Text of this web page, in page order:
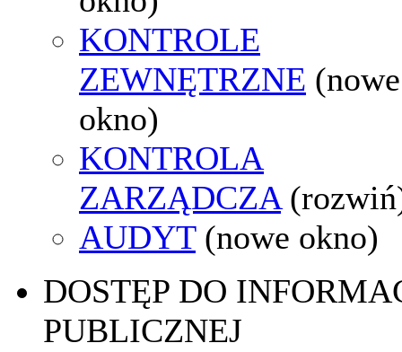
KONTROLE
ZEWNĘTRZNE (nowe
okno)
KONTROLA
ZARZĄDCZA
AUDYT (nowe okno)
DOSTĘP DO
PUBLICZNEJ